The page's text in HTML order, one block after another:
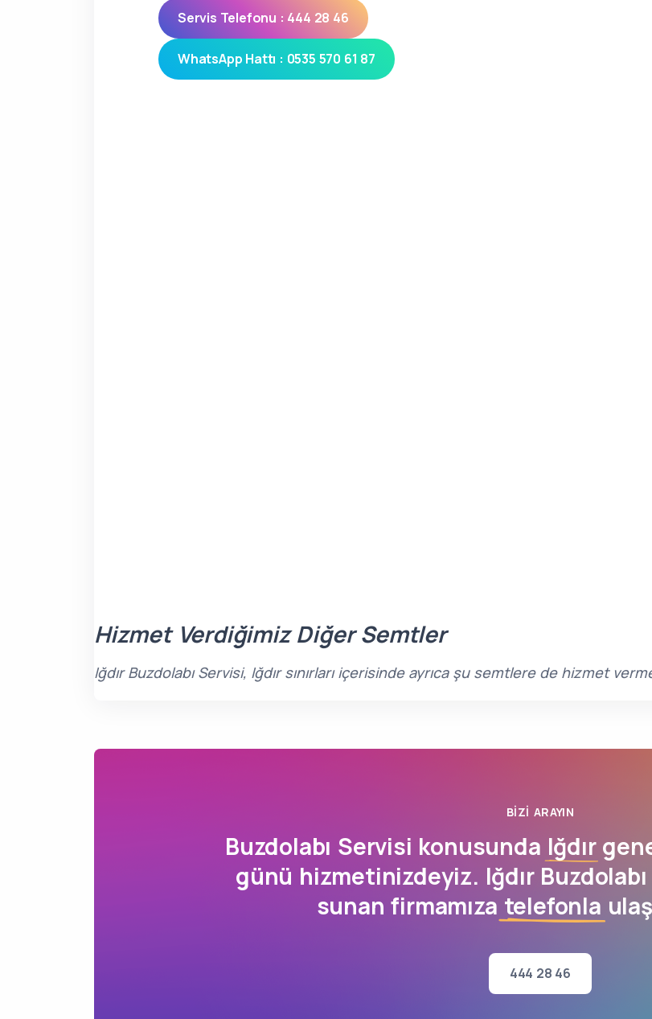
Servis Telefonu : 444 28 46
WhatsApp Hattı : 0535 570 61 87
Hizmet Verdiğimiz Diğer Semtler
Iğdır Buzdolabı Servisi, Iğdır sınırları içerisinde ayrıca şu semtlere de hizmet
BIZI ARAYIN
Buzdolabı Servisi konusunda Iğdır
günü hizmetinizdeyiz. Iğdır
sunan firmamıza telefonla
444 28 46